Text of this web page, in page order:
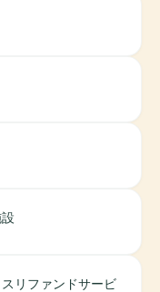
リファンドサービ